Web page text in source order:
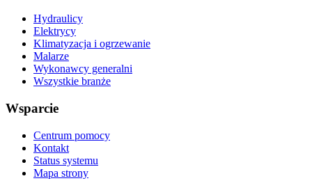
Hydraulicy
Elektrycy
Klimatyzacja i ogrzewanie
Malarze
Wykonawcy generalni
Wszystkie branże
Wsparcie
Centrum pomocy
Kontakt
Status systemu
Mapa strony